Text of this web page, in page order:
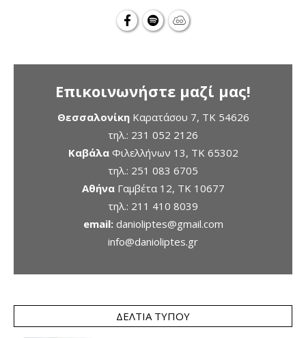
Επικοινωνήστε μαζί μας!
ΘεσσαλονίκηΚαρατάσου 7, TK 54626
τηλ.: 231 052 2126
ΚαβάλαΦιλελλήνων 13, ΤΚ 65302
τηλ.: 251 083 6705
ΑθήναΓαμβέτα 12, ΤΚ 10677
τηλ.: 211 410 8039
email: danioliptes@gmail.com
info@danioliptes.gr
ΔΕΛΤΊΑ ΤΎΠΟΥ